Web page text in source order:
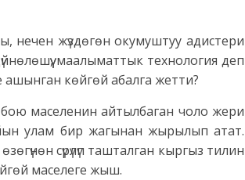
нечен жүздөгөн окумуштуу адистери
маалыматтык технология деп
көйгөй абалга жетти?
маселенин айтылбаган чоло жери
улам бир жагынан жырылып атат.
сүрүлүп ташталган кыргыз тилин
маселеге жыш.